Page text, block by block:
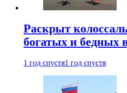
Раскрыт
богатых и бедных
1 год спустя1 год спустя